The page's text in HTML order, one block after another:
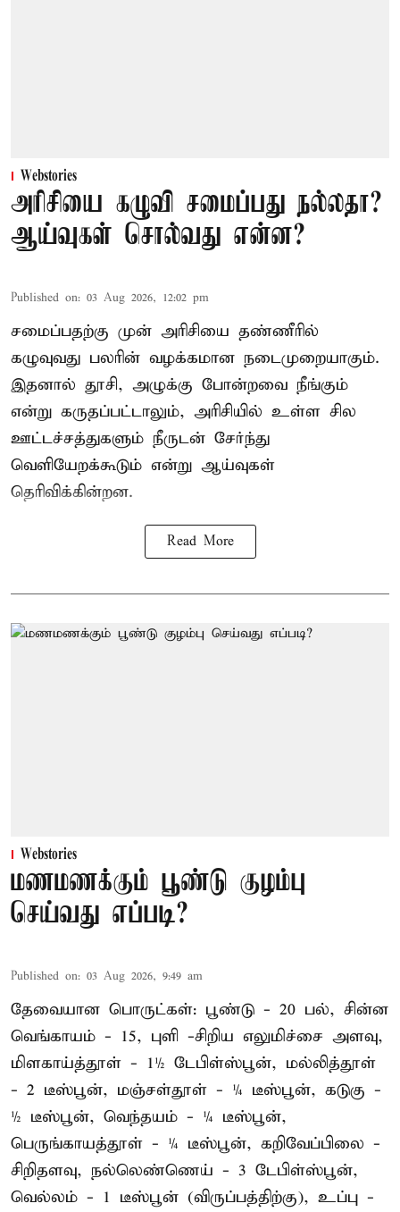
Webstories
அரிசியை கழுவி சமைப்பது நல்லதா?
ஆய்வுகள் சொல்வது என்ன?
Published on: 03 Aug 2026, 12:02 pm
சமைப்பதற்கு முன் அரிசியை தண்ணீரில்
கழுவுவது பலரின் வழக்கமான நடைமுறையாகும்.
இதனால் தூசி, அழுக்கு போன்றவை நீங்கும்
என்று கருதப்பட்டாலும், அரிசியில் உள்ள சில
ஊட்டச்சத்துகளும் நீருடன் சேர்ந்து
வெளியேறக்கூடும் என்று ஆய்வுகள்
தெரிவிக்கின்றன.
Read More
Webstories
மணமணக்கும் பூண்டு குழம்பு
செய்வது எப்படி?
Published on: 03 Aug 2026, 9:49 am
தேவையான பொருட்கள்: பூண்டு - 20 பல், சின்ன
வெங்காயம் - 15, புளி -சிறிய எலுமிச்சை அளவு,
மிளகாய்த்தூள் - 1½ டேபிள்ஸ்பூன், மல்லித்தூள்
- 2 டீஸ்பூன், மஞ்சள்தூள் - ¼ டீஸ்பூன், கடுகு -
½ டீஸ்பூன், வெந்தயம் - ¼ டீஸ்பூன்,
பெருங்காயத்தூள் - ¼ டீஸ்பூன், கறிவேப்பிலை -
சிறிதளவு, நல்லெண்ணெய் - 3 டேபிள்ஸ்பூன்,
வெல்லம் - 1 டீஸ்பூன் (விருப்பத்திற்கு), உப்பு -